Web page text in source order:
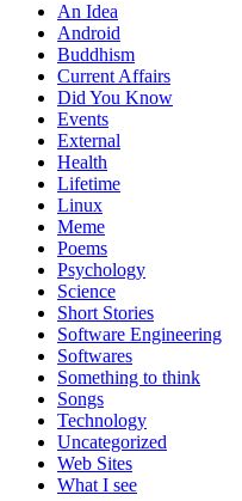
An Idea
Android
Buddhism
Current Affairs
Did You Know
Events
External
Health
Lifetime
Linux
Meme
Poems
Psychology
Science
Short Stories
Software Engineering
Softwares
Something to think
Songs
Technology
Uncategorized
Web Sites
What I see